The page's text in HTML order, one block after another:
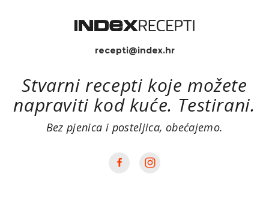
recepti@index.hr
Stvarni recepti koje možete
napraviti kod kuće. Testirani.
Bez pjenica i posteljica, obećajemo.